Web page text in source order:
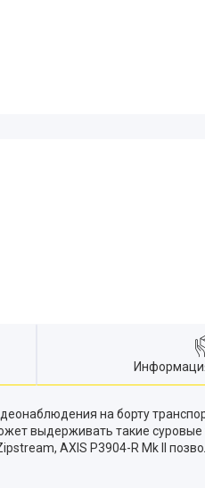
на борту
выдерживать такие суровые
AXIS P3904-R Mk II